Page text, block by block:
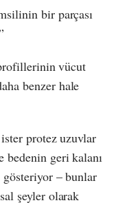
bir parçası
vücut
benzer hale
protez uzuvlar
bedenin geri kalanı
gösteriyor – bunlar
şeyler olarak